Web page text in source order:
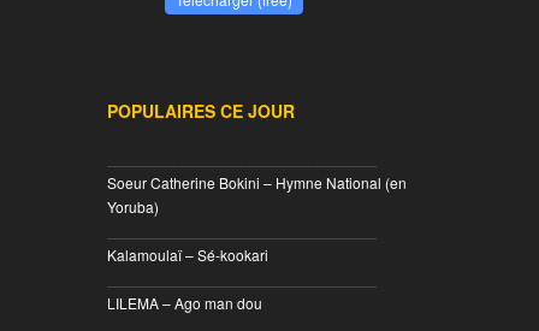
POPULAIRES CE JOUR
Soeur Catherine Bokini – Hymne National (en
Yoruba)
Kalamoulaï – Sé-kookari
LILEMA – Ago man dou